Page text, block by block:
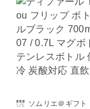
ソムリエ＠ギフト